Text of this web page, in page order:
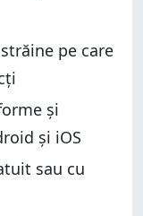
pe care
și
și iOS
sau cu